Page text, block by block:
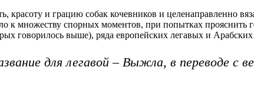
красоту и грацию собак кочевников и целенаправленно
к множеству спорных моментов, при попытках прояснить
говорилось выше), ряда европейских легавых и
для легавой – Выжла, в переводе с